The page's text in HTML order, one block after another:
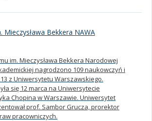
Mieczysława Bekkera NAWA
im. Mieczysława Bekkera Narodowej
nagrodzono 109 naukowczyń i
z Uniwersytetu Warszawskiego.
się 12 marca na Uniwersytecie
Chopina w Warszawie. Uniwersytet
prof. Sambor Grucza, prorektor
pracowniczych.